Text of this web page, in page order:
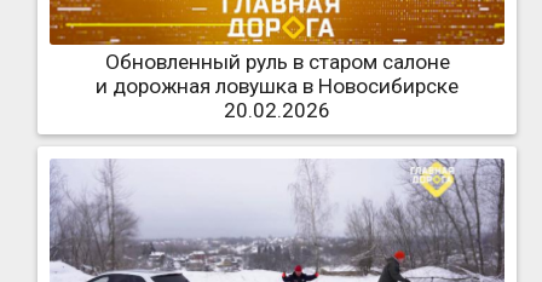
Обновленный руль в старом салоне
и дорожная ловушка в Новосибирске
20.02.2026